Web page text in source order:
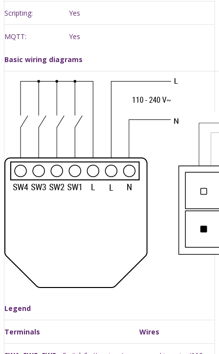
Scripting: Yes
MQTT: Yes
Basic wiring diagrams
Legend
Terminals Wires